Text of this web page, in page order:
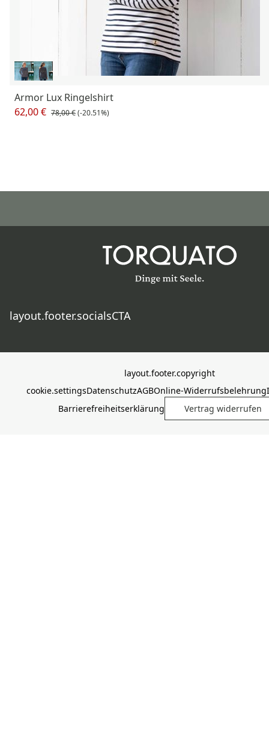
Armor Lux Ringelshirt
62,00 € 78,00 €(-20.51%)
layout.footer.socialsCTA
layout.footer.copyright
cookie.settingsDatenschutzAGBOnline-Widerrufsbelehrung
Barrierefreiheitserklärung
Vertrag widerrufen